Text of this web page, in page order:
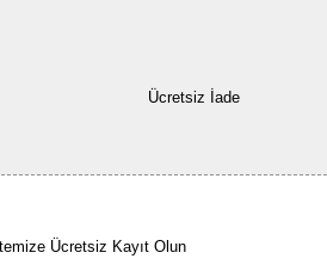
Ücretsiz İade
Ücretsiz Kayıt Olun